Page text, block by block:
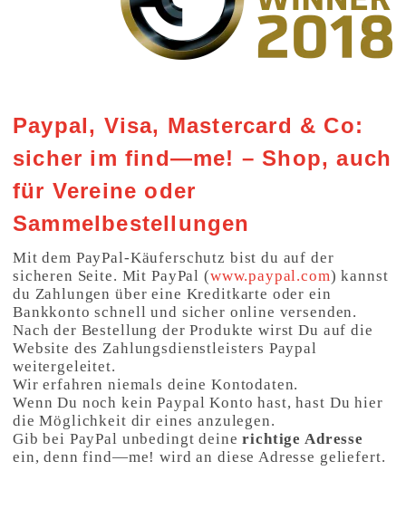
Paypal, Visa, Mastercard & Co:
sicher im find—me! – Shop, auch
für Vereine oder
Sammelbestellungen
Mit dem PayPal-Käuferschutz bist du auf der
sicheren Seite. Mit PayPal (www.paypal.com) kannst
du Zahlungen über eine Kreditkarte oder ein
Bankkonto schnell und sicher online versenden.
Nach der Bestellung der Produkte wirst Du auf die
Website des Zahlungsdienstleisters Paypal
weitergeleitet.
Wir erfahren niemals deine Kontodaten.
Wenn Du noch kein Paypal Konto hast, hast Du hier
die Möglichkeit dir eines anzulegen.
Gib bei PayPal unbedingt deinerichtige Adresse
ein, denn find—me! wird an diese Adresse geliefert.